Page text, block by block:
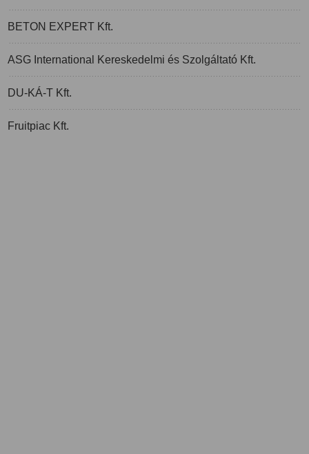
BETON EXPERT Kft.
ASG International Kereskedelmi és Szolgáltató Kft.
DU-KÁ-T Kft.
Fruitpiac Kft.